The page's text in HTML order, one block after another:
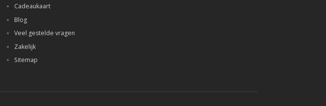
Cadeaukaart
Blog
Veel gestelde vragen
Zakelijk
Sitemap